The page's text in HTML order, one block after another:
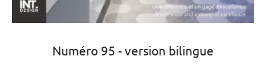
Numéro 95 - version bilingue